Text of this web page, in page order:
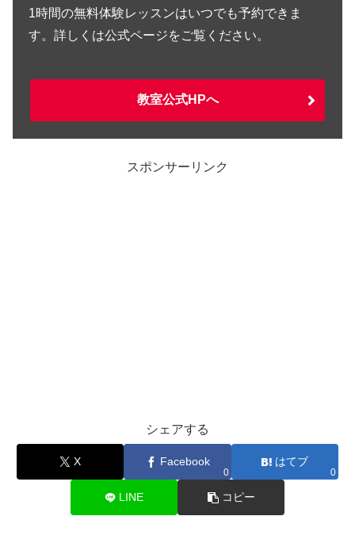
1時間の無料体験レッスンはいつでも予約できま
す。詳しくは公式ページをご覧ください。
教室公式HPへ
スポンサーリンク
シェアする
X Facebook
0
はてブ
0
LINE コピー